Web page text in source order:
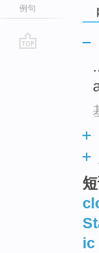
例句
ic